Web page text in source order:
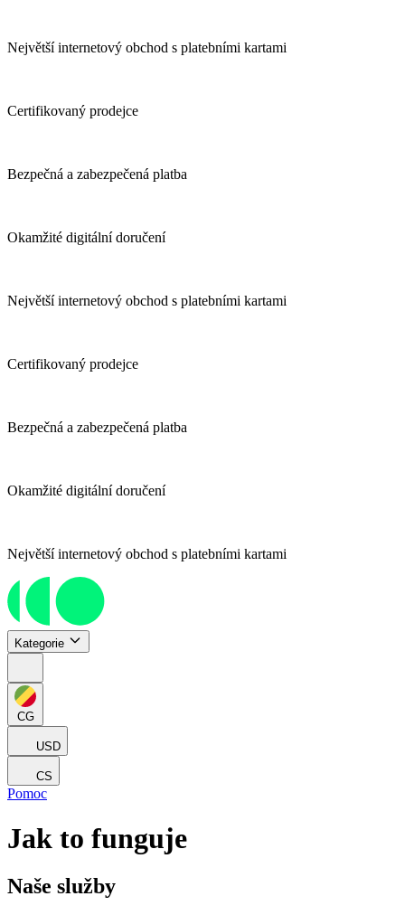
Největší internetový obchod s platebními kartami
Certifikovaný prodejce
Bezpečná a zabezpečená platba
Okamžité digitální doručení
Největší internetový obchod s platebními kartami
Certifikovaný prodejce
Bezpečná a zabezpečená platba
Okamžité digitální doručení
Největší internetový obchod s platebními kartami
Kategorie
CG
USD
CS
Pomoc
Jak to funguje
Naše služby